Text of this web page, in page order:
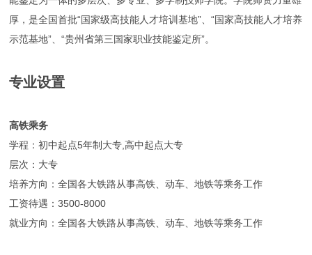
厚，是全国首批“国家级高技能人才培训基地”、“国家高技能人才培养
示范基地”、“贵州省第三国家职业技能鉴定所”。
专业设置
高铁乘务
学程：初中起点5年制大专,高中起点大专
层次：大专
培养方向：全国各大铁路从事高铁、动车、地铁等乘务工作
工资待遇：3500-8000
就业方向：全国各大铁路从事高铁、动车、地铁等乘务工作